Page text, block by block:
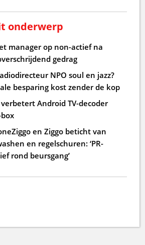
onderwerp
manager op non-actief na
gedrag
NPO soul en jazz?
besparing kost zender de kop
verbetert Android TV-decoder
en Ziggo beticht van
en regelschuren: ‘PR-
rond beursgang’